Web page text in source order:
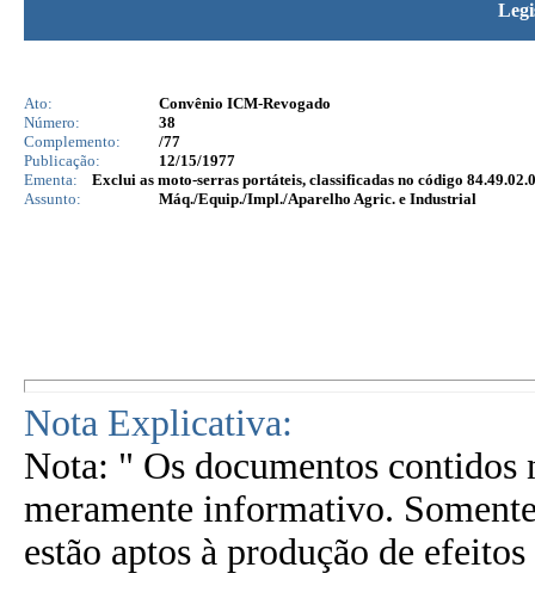
Ato:
Convênio ICM-Revogado
Número:
38
Complemento:
/77
Publicação:
12/15/1977
Ementa:
Exclui as moto-serras portáteis, classificadas no código
Assunto:
Máq./Equip./Impl./Aparelho Agric. e Industrial
Nota Explicativa:
Nota: " Os documentos contidos
meramente informativo.
estão aptos à produção de